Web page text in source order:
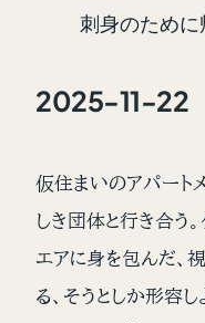
刺身のために
2025-11-22
仮住まいのアパート
しき団体と行き合う
エアに身を包んだ、
る、そうとしか形容